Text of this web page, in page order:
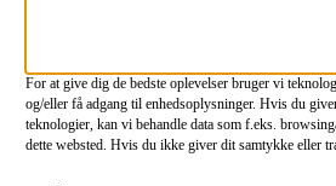
For at give dig de bedste oplevelser bruger vi
og/eller få adgang til enhedsoplysninger. Hvis du
teknologier, kan vi behandle data som f.eks.
dette websted. Hvis du ikke giver dit samtykke eller